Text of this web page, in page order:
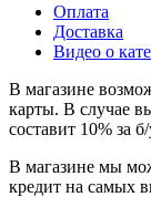
Оплата
Доставка
Видео о
В магазине
карты. В случае
составит 10% за
В магазине мы
кредит на самых